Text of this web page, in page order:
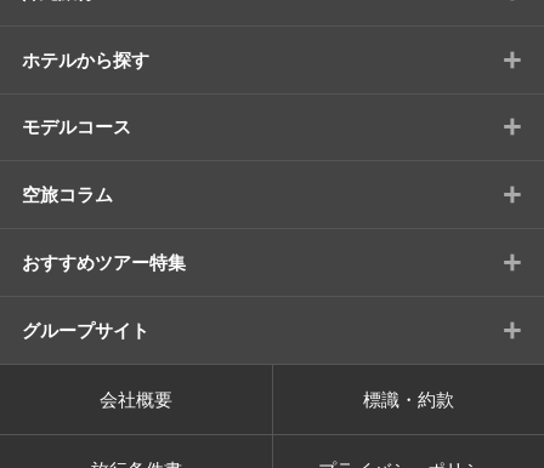
ホテルから探す +
モデルコース +
空旅コラム +
おすすめツアー特集 +
グループサイト +
会社概要 標識・約款